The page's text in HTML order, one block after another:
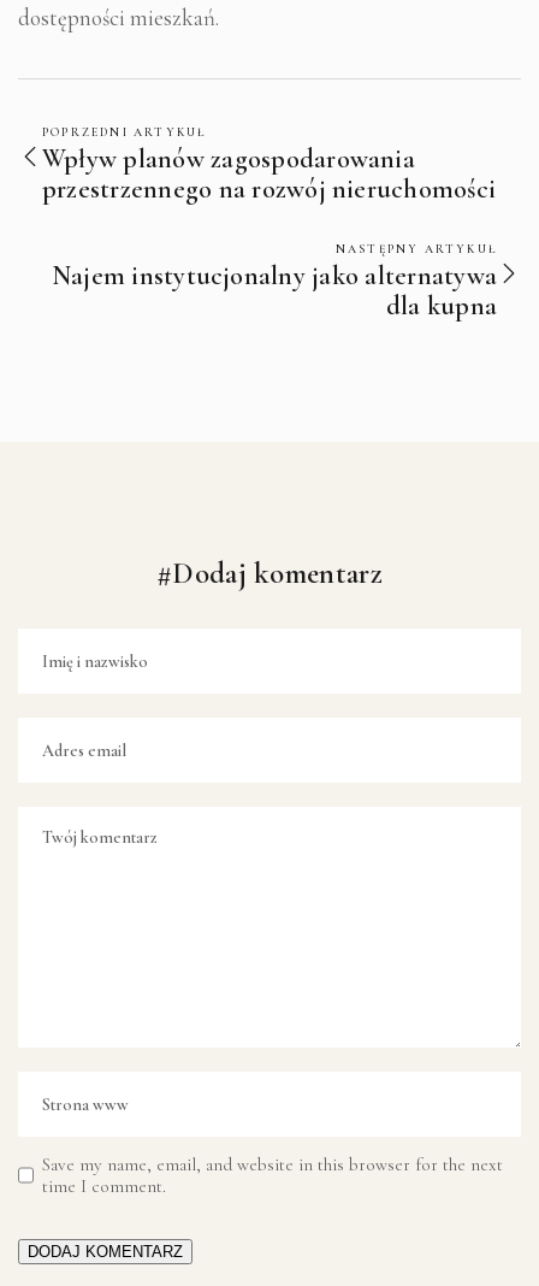
dostępności mieszkań.
POPRZEDNI ARTYKUŁ
Wpływ planów zagospodarowania
przestrzennego na rozwój nieruchomości
NASTĘPNY ARTYKUŁ
Najem instytucjonalny jako alternatywa
dla kupna
#Dodaj komentarz
Save my name, email, and website in this browser for the next
time I comment.
DODAJ KOMENTARZ